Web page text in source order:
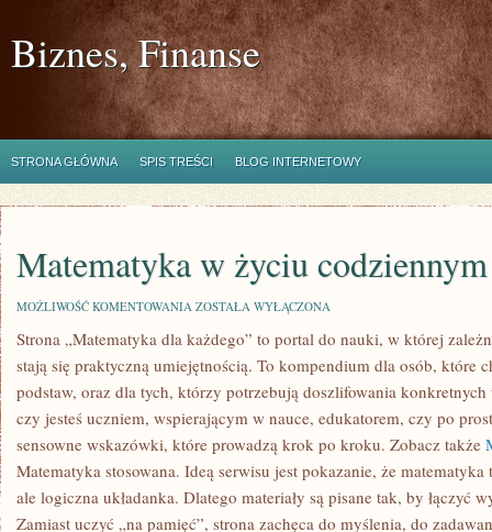
Biznes, Finanse
STRONA GŁÓWNA SPIS TREŚCI BLOG INTERNETOWY
Matematyka w życiu codziennym
MOŻLIWOŚĆ KOMENTOWANIA MATEMATYKA
ŻYCIU
ZOSTAŁA WYŁĄCZONA
Strona „Matematyka dla każdego” to portal do nauki, w której
stają się praktyczną umiejętnością. To kompendium dla osób, które
podstaw, oraz dla tych, którzy potrzebują doszlifowania
czy jesteś uczniem, wspierającym w nauce, edukatorem, czy po
sensowne wskazówki, które prowadzą krok po kroku. Zobacz także
Matematyka stosowana. Ideą serwisu jest pokazanie, że
ale logiczna układanka. Dlatego materiały są pisane tak, by łączyć
Zamiast uczyć „na pamięć”, strona zachęca do myślenia, do